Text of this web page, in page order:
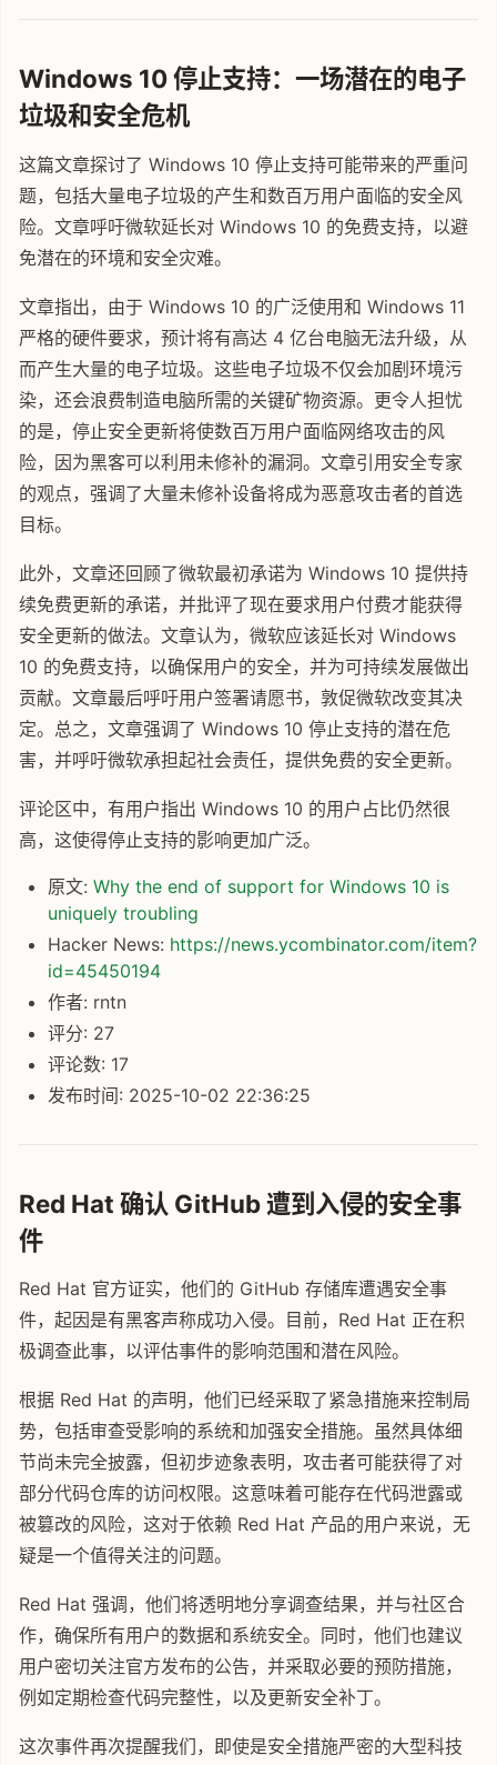
Windows 10 停止支持：一场潜在的电子
垃圾和安全危机
这篇文章探讨了 Windows 10 停止支持可能带来的严重问
题，包括大量电子垃圾的产生和数百万用户面临的安全风
险。文章呼吁微软延长对 Windows 10 的免费支持，以避
免潜在的环境和安全灾难。
文章指出，由于 Windows 10 的广泛使用和 Windows 11
严格的硬件要求，预计将有高达 4 亿台电脑无法升级，从
而产生大量的电子垃圾。这些电子垃圾不仅会加剧环境污
染，还会浪费制造电脑所需的关键矿物资源。更令人担忧
的是，停止安全更新将使数百万用户面临网络攻击的风
险，因为黑客可以利用未修补的漏洞。文章引用安全专家
的观点，强调了大量未修补设备将成为恶意攻击者的首选
目标。
此外，文章还回顾了微软最初承诺为 Windows 10 提供持
续免费更新的承诺，并批评了现在要求用户付费才能获得
安全更新的做法。文章认为，微软应该延长对 Windows
10 的免费支持，以确保用户的安全，并为可持续发展做出
贡献。文章最后呼吁用户签署请愿书，敦促微软改变其决
定。总之，文章强调了 Windows 10 停止支持的潜在危
害，并呼吁微软承担起社会责任，提供免费的安全更新。
评论区中，有用户指出 Windows 10 的用户占比仍然很
高，这使得停止支持的影响更加广泛。
原文: Why the end of support for Windows 10 is
uniquely troubling
Hacker News: https://news.ycombinator.com/item?
id=45450194
作者: rntn
评分: 27
评论数: 17
发布时间: 2025-10-02 22:36:25
Red Hat 确认 GitHub 遭到入侵的安全事
件
Red Hat 官方证实，他们的 GitHub 存储库遭遇安全事
件，起因是有黑客声称成功入侵。目前，Red Hat 正在积
极调查此事，以评估事件的影响范围和潜在风险。
根据 Red Hat 的声明，他们已经采取了紧急措施来控制局
势，包括审查受影响的系统和加强安全措施。虽然具体细
节尚未完全披露，但初步迹象表明，攻击者可能获得了对
部分代码仓库的访问权限。这意味着可能存在代码泄露或
被篡改的风险，这对于依赖 Red Hat 产品的用户来说，无
疑是一个值得关注的问题。
Red Hat 强调，他们将透明地分享调查结果，并与社区合
作，确保所有用户的数据和系统安全。同时，他们也建议
用户密切关注官方发布的公告，并采取必要的预防措施，
例如定期检查代码完整性，以及更新安全补丁。
这次事件再次提醒我们，即使是安全措施严密的大型科技